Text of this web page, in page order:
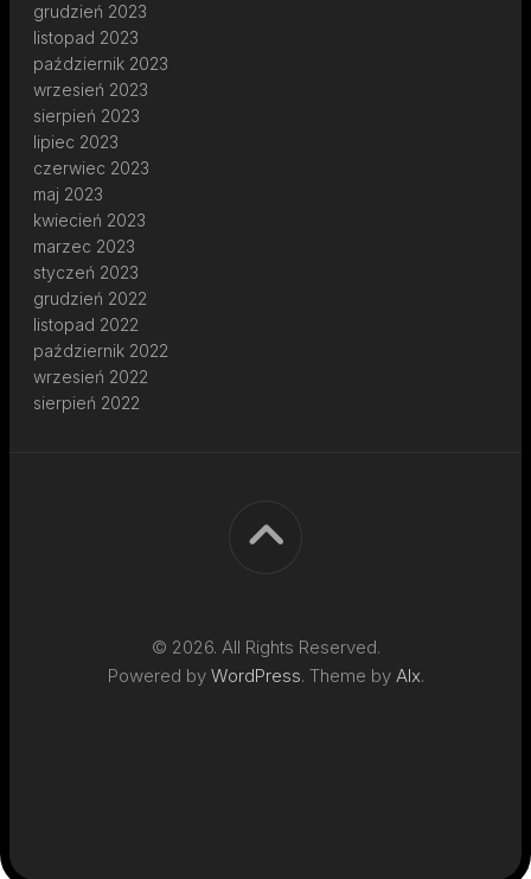
grudzień 2023
listopad 2023
październik 2023
wrzesień 2023
sierpień 2023
lipiec 2023
czerwiec 2023
maj 2023
kwiecień 2023
marzec 2023
styczeń 2023
grudzień 2022
listopad 2022
październik 2022
wrzesień 2022
sierpień 2022
© 2026. All Rights Reserved.
Powered by WordPress. Theme by Alx.